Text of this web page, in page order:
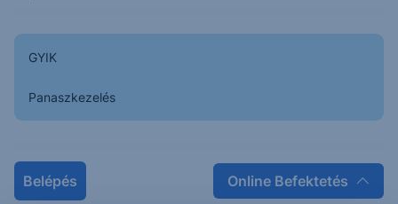
GYIK
Panaszkezelés
Belépés Online Befektetés